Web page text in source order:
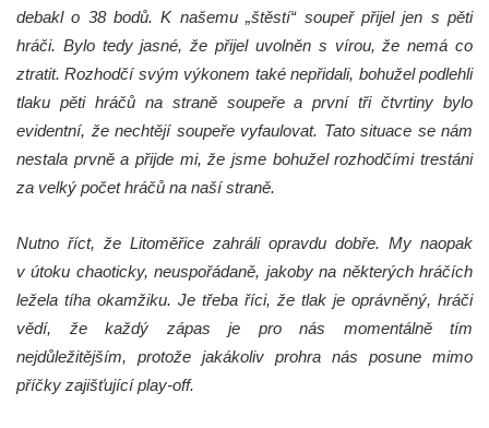
debakl o 38 bodů. K našemu „štěstí“ soupeř přijel jen s pěti
hráči. Bylo tedy jasné, že přijel uvolněn s vírou, že nemá co
ztratit. Rozhodčí svým výkonem také nepřidali, bohužel podlehli
tlaku pěti hráčů na straně soupeře a první tři čtvrtiny bylo
evidentní, že nechtějí soupeře vyfaulovat. Tato situace se nám
nestala prvně a přijde mi, že jsme bohužel rozhodčími trestáni
za velký počet hráčů na naší straně.
Nutno říct, že Litoměřice zahráli opravdu dobře. My naopak
v útoku chaoticky, neuspořádaně, jakoby na některých hráčích
ležela tíha okamžiku. Je třeba říci, že tlak je oprávněný, hráči
vědí, že každý zápas je pro nás momentálně tím
nejdůležitějším, protože jakákoliv prohra nás posune mimo
příčky zajišťující play-off.